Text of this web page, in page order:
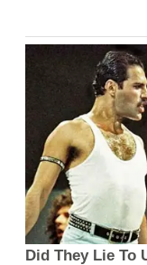
Did They Lie To